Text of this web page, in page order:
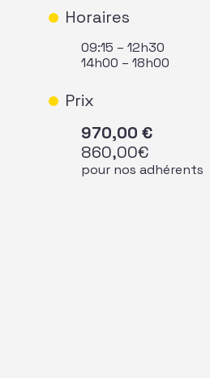
Horaires
09:15 – 12h30
14h00 – 18h00
Prix
970,00 €
860,00€
pour nos adhérents